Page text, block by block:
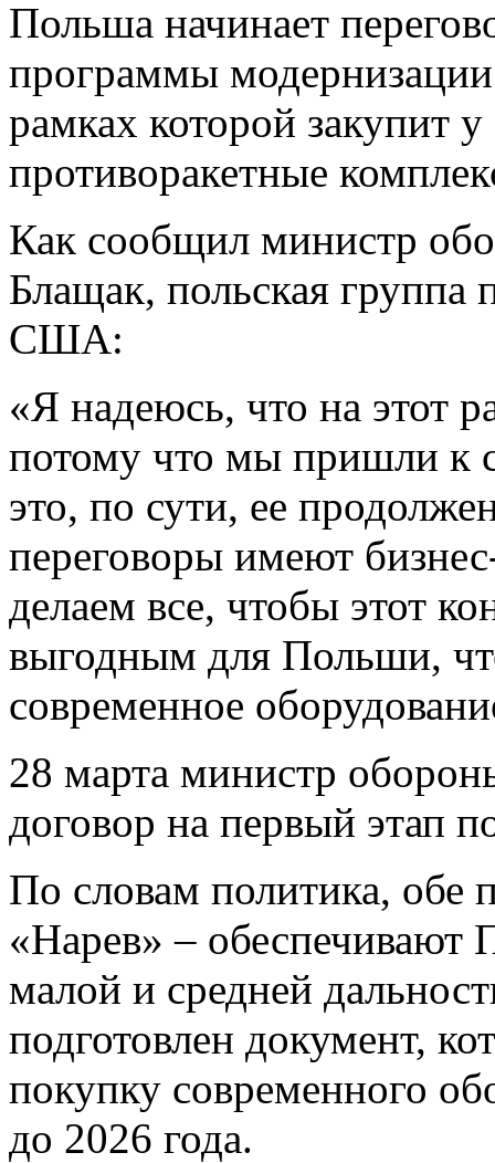
Польша начинает
программы
рамках которой закупит
противоракетные
Как сообщил министр
Блащак, польская группа
США:
«Я надеюсь, что на этот
потому что мы пришли к
это, по сути, ее
переговоры имеют
делаем все, чтобы этот
выгодным для Польши,
современное
28 марта министр
договор на первый этап
По словам политика, обе
«Нарев» – обеспечивают
малой и средней
подготовлен документ,
покупку современного
до 2026 года.